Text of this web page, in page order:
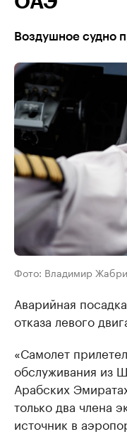
Воздушное судно
Фото: Владимир
Аварийная
отказа левого
«Самолет
обслуживания из
Арабских
только два члена
источник в